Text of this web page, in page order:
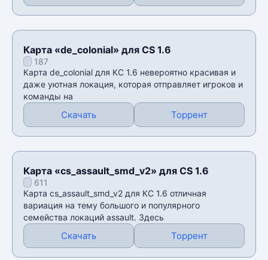
Карта «de_colonial» для CS 1.6
187
Карта de_colonial для КС 1.6 невероятно красивая и
даже уютная локация, которая отправляет игроков и
команды на
Скачать Торрент
Карта «cs_assault_smd_v2» для CS 1.6
611
Карта cs_assault_smd_v2 для КС 1.6 отличная
вариация на тему большого и популярного
семейства локаций assault. Здесь
Скачать Торрент